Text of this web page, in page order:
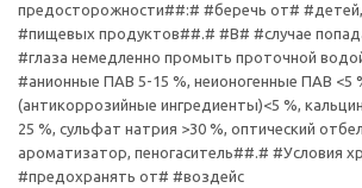
предосторожности##:# #беречь от#
#пищевых продуктов##.# #В# #случае
#глаза немедленно промыть проточной
#анионные ПАВ 5-15 %, неионогенные ПАВ <5
(антикоррозийные ингредиенты)<5 %,
25 %, сульфат натрия >30 %, оптический
ароматизатор, пеногаситель##.# #Условия
#предохранять от# #воздейс